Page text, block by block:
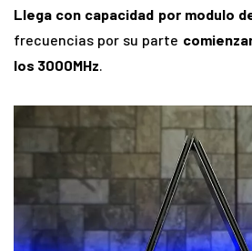
Llega con capacidad por modulo de
frecuencias por su parte
los 3000MHz.